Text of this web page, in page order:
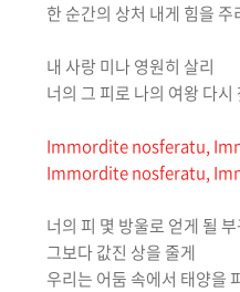
한 순간의 상처 내게 힘을 주
내 사랑 미나 영원히 살리
너의 그 피로 나의 여왕 다시
Immordite nosferatu,
Immordite nosferatu,
너의 피 몇 방울로 얻게 될
그보다 값진 상을 줄게
우리는 어둠 속에서 태양을